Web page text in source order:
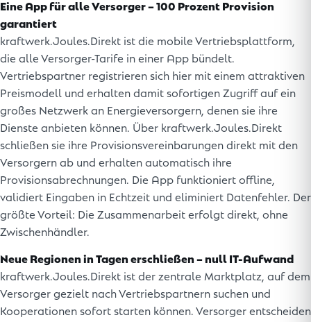
Eine App für alle Versorger – 100 Prozent Provision
garantiert
kraftwerk.Joules.Direkt ist die mobile Vertriebsplattform,
die alle Versorger-Tarife in einer App bündelt.
Vertriebspartner registrieren sich hier mit einem attraktiven
Preismodell und erhalten damit sofortigen Zugriff auf ein
großes Netzwerk an Energieversorgern, denen sie ihre
Dienste anbieten können. Über kraftwerk.Joules.Direkt
schließen sie ihre Provisionsvereinbarungen direkt mit den
Versorgern ab und erhalten automatisch ihre
Provisionsabrechnungen. Die App funktioniert offline,
validiert Eingaben in Echtzeit und eliminiert Datenfehler. Der
größte Vorteil: Die Zusammenarbeit erfolgt direkt, ohne
Zwischenhändler.
Neue Regionen in Tagen erschließen – null IT-Aufwand
kraftwerk.Joules.Direkt ist der zentrale Marktplatz, auf dem
Versorger gezielt nach Vertriebspartnern suchen und
Kooperationen sofort starten können. Versorger entscheiden